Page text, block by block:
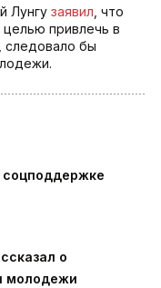
Лунгу заявил , что
привлечь в
следовало бы
о
молодежи